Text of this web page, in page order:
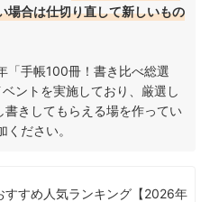
場合は仕切り直して新しいもの
「手帳100冊！書き比べ総選
ントを実施しており、厳選し
きしてもらえる場を作ってい
ださい。
すすめ人気ランキング【2026年